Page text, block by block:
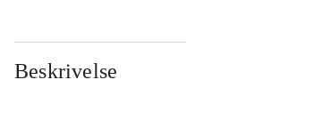
Beskrivelse